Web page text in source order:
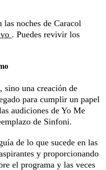
las noches de Caracol
. Puedes revivir los
sino una creación de
para cumplir un papel
audiciones de Yo Me
de Sinfoni.
de lo que sucede en las
y proporcionando
el programa y las veces